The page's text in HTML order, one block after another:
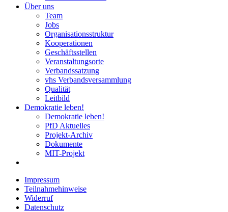
Über uns
Team
Jobs
Organisationsstruktur
Kooperationen
Geschäftsstellen
Veranstaltungsorte
Verbandssatzung
vhs Verbandsversammlung
Qualität
Leitbild
Demokratie leben!
Demokratie leben!
PfD Aktuelles
Projekt-Archiv
Dokumente
MIT-Projekt
Impressum
Teilnahmehinweise
Widerruf
Datenschutz